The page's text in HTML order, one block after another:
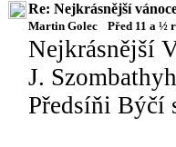
Re: Nejkrásnější
Martin Golec Před 11 a ½
Nejkrásnější
J.
Předsíňi Býčí